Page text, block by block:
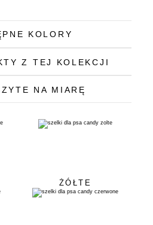
KOLORY
Z TEJ KOLEKCJI
NA MIARĘ
ŻÓŁTE